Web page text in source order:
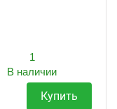
1
В наличии
Купить